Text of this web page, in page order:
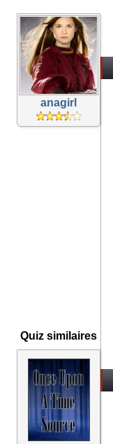
anagirl
Quiz similaires